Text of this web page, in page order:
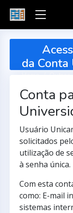
da Conta
Conta
Usuário
solicitados
utilização de
à senha única.
Com esta
como: E-mail
sistemas